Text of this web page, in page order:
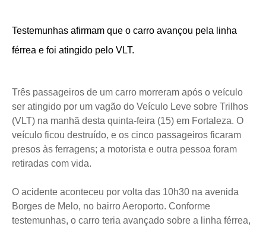
Testemunhas afirmam que o carro avançou pela linha
férrea e foi atingido pelo VLT.
Três passageiros de um carro morreram após o veículo
ser atingido por um vagão do Veículo Leve sobre Trilhos
(VLT) na manhã desta quinta-feira (15) em Fortaleza. O
veículo ficou destruído, e os cinco passageiros ficaram
presos às ferragens; a motorista e outra pessoa foram
retiradas com vida.
O acidente aconteceu por volta das 10h30 na avenida
Borges de Melo, no bairro Aeroporto. Conforme
testemunhas, o carro teria avançado sobre a linha férrea,